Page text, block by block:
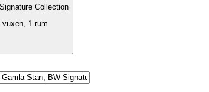
Collection
- 10 aug | 1 vuxen, 1 rum